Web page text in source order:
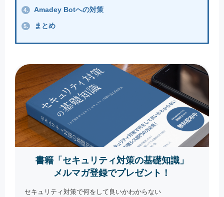
4. Amadey Botへの対策
5. まとめ
書籍「セキュリティ対策の基礎知識」
メルマガ登録でプレゼント！
セキュリティ対策で何をして良いかわからない